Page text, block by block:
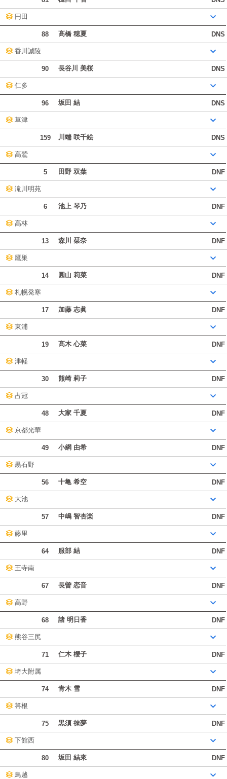
円田
88 髙橋 穂夏 DNS
香川誠陵
90 長谷川 美桜 DNS
仁多
96 坂田 結 DNS
草津
159 川端 咲千絵 DNS
高鷲
5 田野 双葉 DNF
滝川明苑
6 池上 琴乃 DNF
高林
13 森川 栞奈 DNF
鷹巣
14 圓山 莉菜 DNF
札幌発寒
17 加藤 志眞 DNF
東浦
19 髙木 心菜 DNF
津軽
30 熊崎 莉子 DNF
占冠
48 大家 千夏 DNF
京都光華
49 小網 由希 DNF
黒石野
56 十亀 希空 DNF
大池
57 中嶋 智杏楽 DNF
藤里
64 服部 結 DNF
王寺南
67 長曽 恋音 DNF
高野
68 諸 明日香 DNF
熊谷三尻
71 仁木 櫻子 DNF
埼大附属
74 青木 雪 DNF
箒根
75 黒須 徠夢 DNF
下館西
80 坂田 結來 DNF
鳥越